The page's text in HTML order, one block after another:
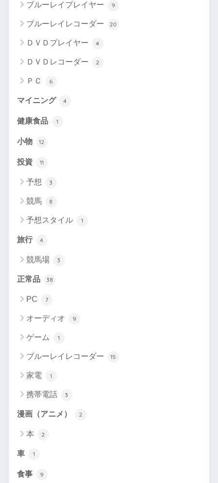
ブルーレイプレイヤー 9
ブルーレイレコーダー 20
ＤＶＤプレイヤー 4
ＤＶＤレコーダー 2
ＰＣ 6
マイニング 4
健康食品 1
小物 12
投資 11
予想 3
競馬 8
予想スタイル 1
旅行 4
競馬場 3
正常品 38
PC 7
オーディオ 9
ゲーム 1
ブルーレイレコーダー 15
家電 1
携帯電話 3
漫画（アニメ） 2
本 2
車 1
食事 9